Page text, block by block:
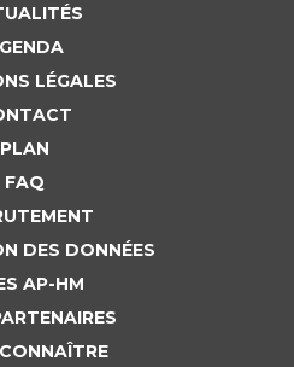
LÉGALES
PLAN
FAQ
DES DONNÉES
AP-HM